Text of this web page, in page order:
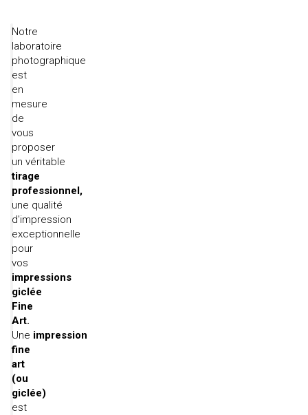
Notre
laboratoire
photographique
est
en
mesure
de
vous
proposer
un véritable
tirage
professionnel,
une qualité
d'impression
exceptionnelle
pour
vos
impressions
giclée
Fine
Art.
Une impression
fine
art
(ou
giclée)
est